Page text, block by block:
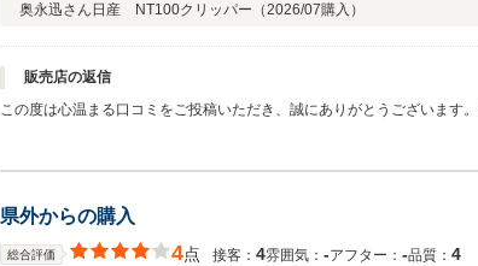
奥永迅さん 日産 NT100クリッパー（2026/07購入）
販売店の返信
この度は心温まる口コミをご投稿いただき、誠にありがとうございます。 スタッフの接客やご説明について「安心した」とのお言葉を頂戴し、大変嬉しく拝読いたしました。当店で
県外からの購入
総合評価 4点 接客： 4雰囲気： ‐アフター： ‐品質： 4